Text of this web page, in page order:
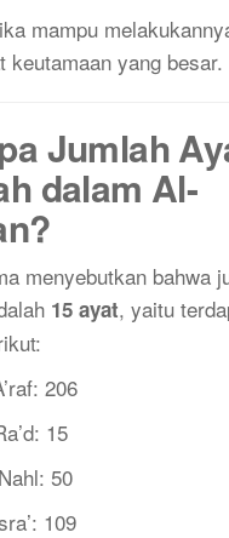
mampu
keutamaan yang besar.
Jumlah
dalam Al-
menyebutkan bahwa
15 ayat, yaitu
206
15
50
109